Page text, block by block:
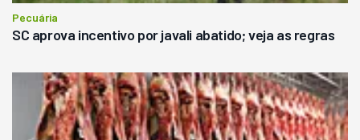
Pecuária
SC aprova incentivo por javali abatido; veja as regras